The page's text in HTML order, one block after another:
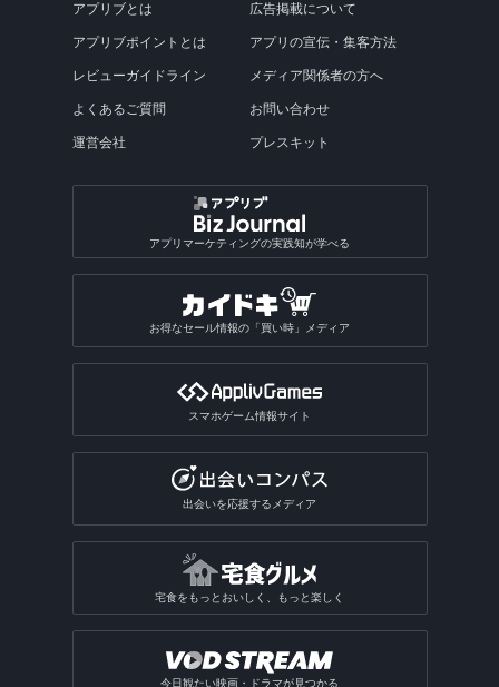
アプリブとは
アプリブポイントとは
レビューガイドライン
よくあるご質問
運営会社
広告掲載について
アプリの宣伝・集客方法
メディア関係者の方へ
お問い合わせ
プレスキット
アプリマーケティングの実践知が学べる
お得なセール情報の「買い時」メディア
スマホゲーム情報サイト
出会いを応援するメディア
宅食をもっとおいしく、もっと楽しく
今日観たい映画・ドラマが見つかる